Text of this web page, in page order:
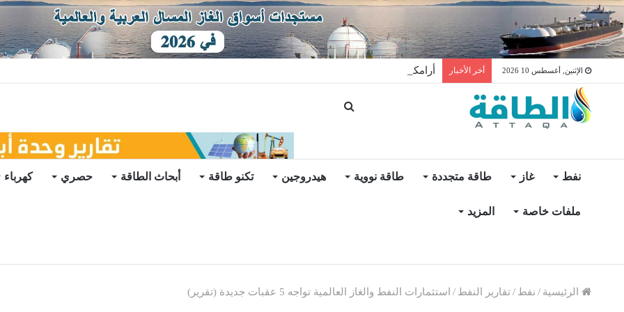
الإثنين, أغسطس 10 2026 أخر الأخبار أرامكو للتجارة السعودية تبيع أغلى شحنة غاز مسال في تاريخها
نفط غاز طاقة متجددة طاقة نووية هيدروجين تكنو طاقة أبحاث الطاقة حصري كهرباء
ملفات خاصة المزيد
الرئيسية / نفط /تقارير النفط / استثمارات النفط والغاز العالمية تواجه 5 عقبات جديدة (تقرير)